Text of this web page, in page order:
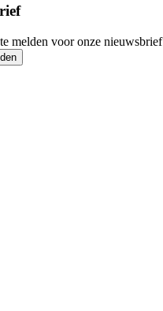
melden voor onze nieuwsbrief